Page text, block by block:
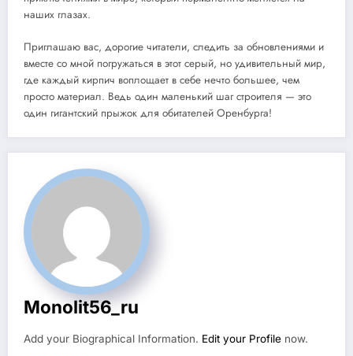
наших глазах.
Приглашаю вас, дорогие читатели, следить за обновлениями и
вместе со мной погружаться в этот серый, но удивительный мир,
где каждый кирпич воплощает в себе нечто большее, чем
просто материал. Ведь один маленький шаг строителя — это
один гигантский прыжок для обитателей Оренбурга!
Monolit56_ru
Add your Biographical Information. Edit your Profile now.